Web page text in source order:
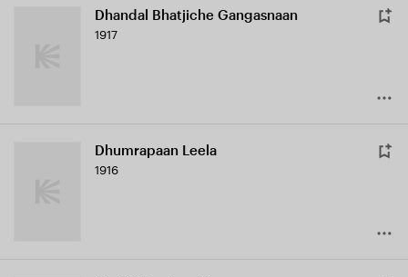
Dhandal Bhatjiche Gangasnaan
1917
Dhumrapaan Leela
1916